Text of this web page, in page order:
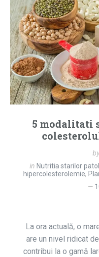
5 modalitati
in Nutritia starilor
hipercolesterolemie,
La ora actuală, o
are un nivel ridicat
contribui la o gamă